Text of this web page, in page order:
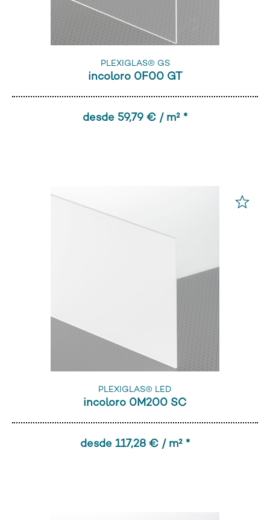
PLEXIGLAS® GS
incoloro 0F00 GT
desde 59,79 € / m² *
PLEXIGLAS® LED
incoloro 0M200 SC
desde 117,28 € / m² *